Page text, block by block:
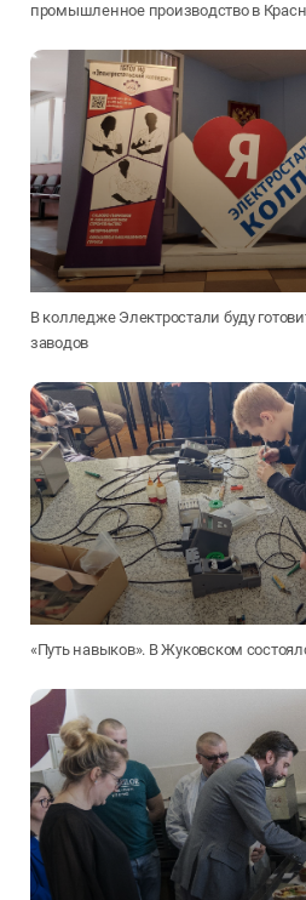
промышленное производство в
В колледже Электростали буду
заводов
«Путь навыков». В Жуковском